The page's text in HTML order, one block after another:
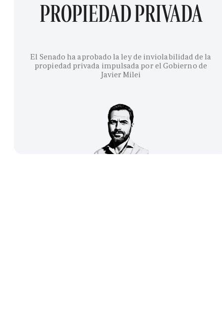
PROPIEDAD PRIVADA
El Senado ha aprobado la ley de inviolabilidad de la
propiedad privada impulsada por el Gobierno de
Javier Milei